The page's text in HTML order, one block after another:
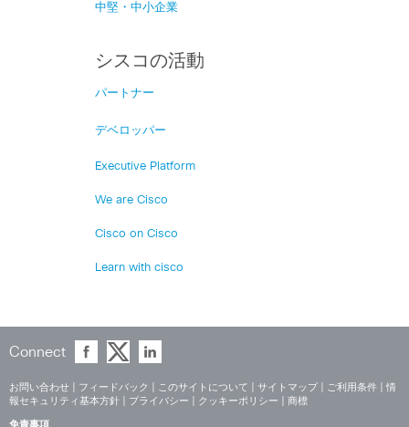
中堅・中小企業
シスコの活動
パートナー
デベロッパー
Executive Platform
We are Cisco
Cisco on Cisco
Learn with cisco
Connect
お問い合わせ フィードバック このサイトについて サイトマップ ご利用条件
情
報セキュリティ基本方針
プライバシー クッキーポリシー 商標